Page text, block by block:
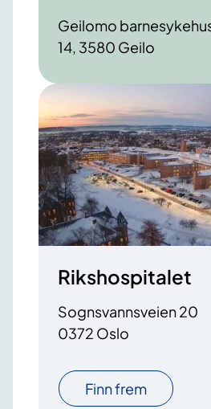
Geilomo
14, 3580 Geilo
Rikshospitalet
Sognsvannsveien 20
0372 Oslo
Finn frem